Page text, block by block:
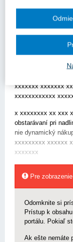
xxxxxxxxxxxxxx
1. Okruh otázok
xxxxxxx xxxxxxx
xxxxxxxxxxxx
x xxxxxxxx xx xxx
obstarávaní pri
nie dynamický
xxxxxxxxx xxxxxx
xxxxxxx
Pre
Odomknite si
Prístup k
portálu. Pokiaľ
Ak ešte nemáte